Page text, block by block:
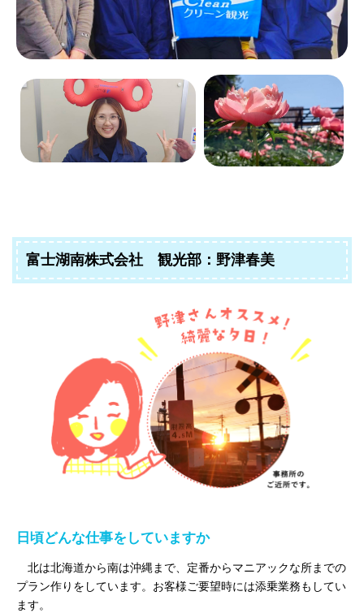
富士湖南株式会社 観光部：野津春美
日頃どんな仕事をしていますか
北は北海道から南は沖縄まで、定番からマニアックな所までの
プラン作りをしています。お客様ご要望時には添乗業務もしてい
ます。